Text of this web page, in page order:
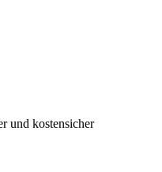
und kostensicher